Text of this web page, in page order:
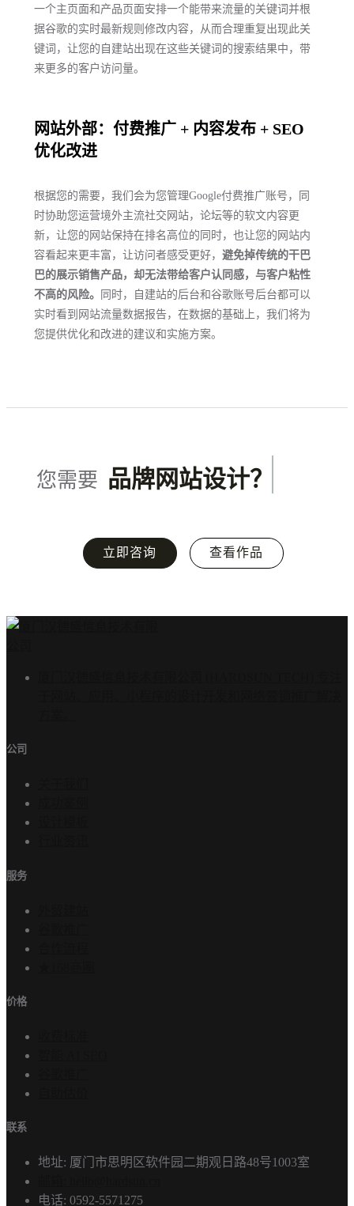
一个主页面和产品页面安排一个能带来流量的关键词并根
据谷歌的实时最新规则修改内容，从而合理重复出现此关
键词，让您的自建站出现在这些关键词的搜索结果中，带
来更多的客户访问量。
网站外部：付费推广 + 内容发布 + SEO
优化改进
根据您的需要，我们会为您管理Google付费推广账号，同
时协助您运营境外主流社交网站，论坛等的软文内容更
新，让您的网站保持在排名高位的同时，也让您的网站内
容看起来更丰富，让访问者感受更好，避免掉传统的干巴
巴的展示销售产品，却无法带给客户认同感，与客户粘性
不高的风险。
同时，自建站的后台和谷歌账号后台都可以
实时看到网站流量数据报告，在数据的基础上，我们将为
您提供优化和改进的建议和实施方案。
您需要 品牌网站设计？
立即咨询 查看作品
公司
服务
价格
联系
地址: 厦门市思明区软件园二期观日路48号1003室
电话: 0592-5571275